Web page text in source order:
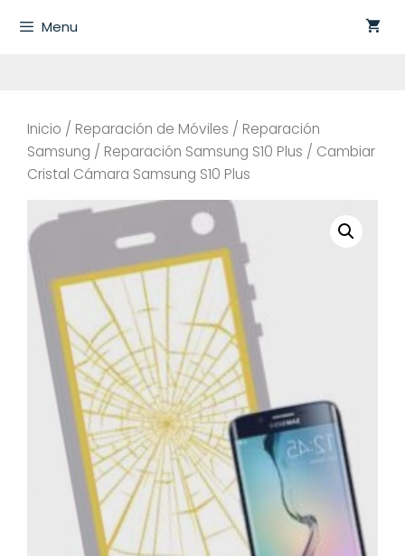
Menu
Inicio / Reparación de Móviles / Reparación
Samsung / Reparación Samsung S10 Plus / Cambiar
Cristal Cámara Samsung S10 Plus